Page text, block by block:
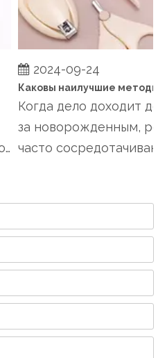
2024-09-24
Когда дело доходит до
за новорожденным,
часто